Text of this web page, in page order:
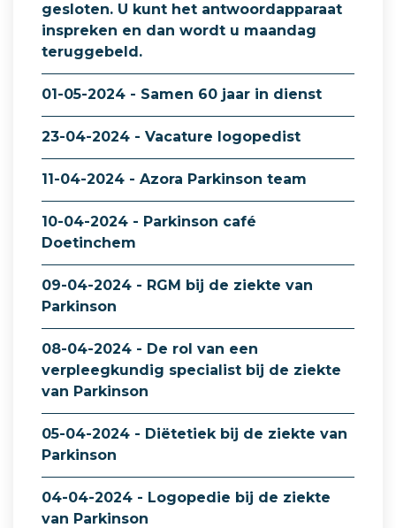
gesloten. U kunt het antwoordapparaat
inspreken en dan wordt u maandag
teruggebeld.
01-05-2024 - Samen 60 jaar in dienst
23-04-2024 - Vacature logopedist
11-04-2024 - Azora Parkinson team
10-04-2024 - Parkinson café
Doetinchem
09-04-2024 - RGM bij de ziekte van
Parkinson
08-04-2024 - De rol van een
verpleegkundig specialist bij de ziekte
van Parkinson
05-04-2024 - Diëtetiek bij de ziekte van
Parkinson
04-04-2024 - Logopedie bij de ziekte
van Parkinson